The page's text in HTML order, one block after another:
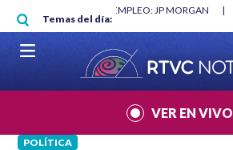
Pasar al contenido principal
Temas del día:
MÍNIMO NO DESTRUYÓ EMPLEO: JP MORGAN |
MUNDIAL 2026
|
VER EN VIVO
POLÍTICA